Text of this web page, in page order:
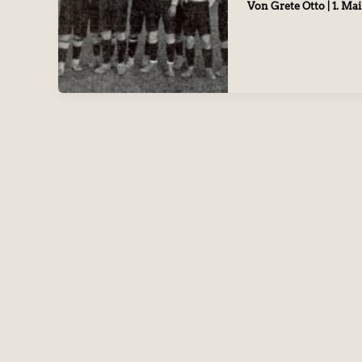
Von Grete Otto 1.